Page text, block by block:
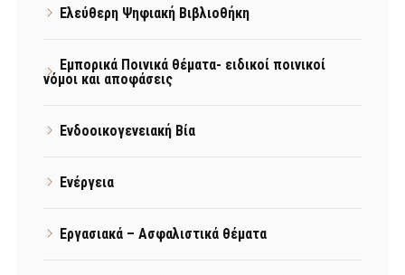
Ελεύθερη Ψηφιακή Βιβλιοθήκη
Εμπορικά Ποινικά θέματα- ειδικοί ποινικοί
νόμοι και αποφάσεις
Ενδοοικογενειακή Βία
Ενέργεια
Εργασιακά – Ασφαλιστικά θέματα